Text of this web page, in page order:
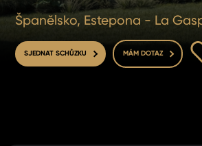
Španělsko, Estepona - La
SJEDNAT SCHŮZKU MÁM DOTAZ